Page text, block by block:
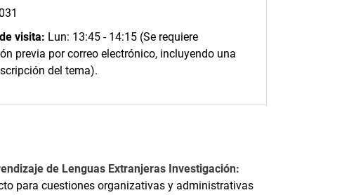
visita: Lun: 13:45 - 14:15 (Se requiere
previa por correo electrónico, incluyendo una
del tema).
de Lenguas Extranjeras Investigación:
para cuestiones organizativas y administrativas